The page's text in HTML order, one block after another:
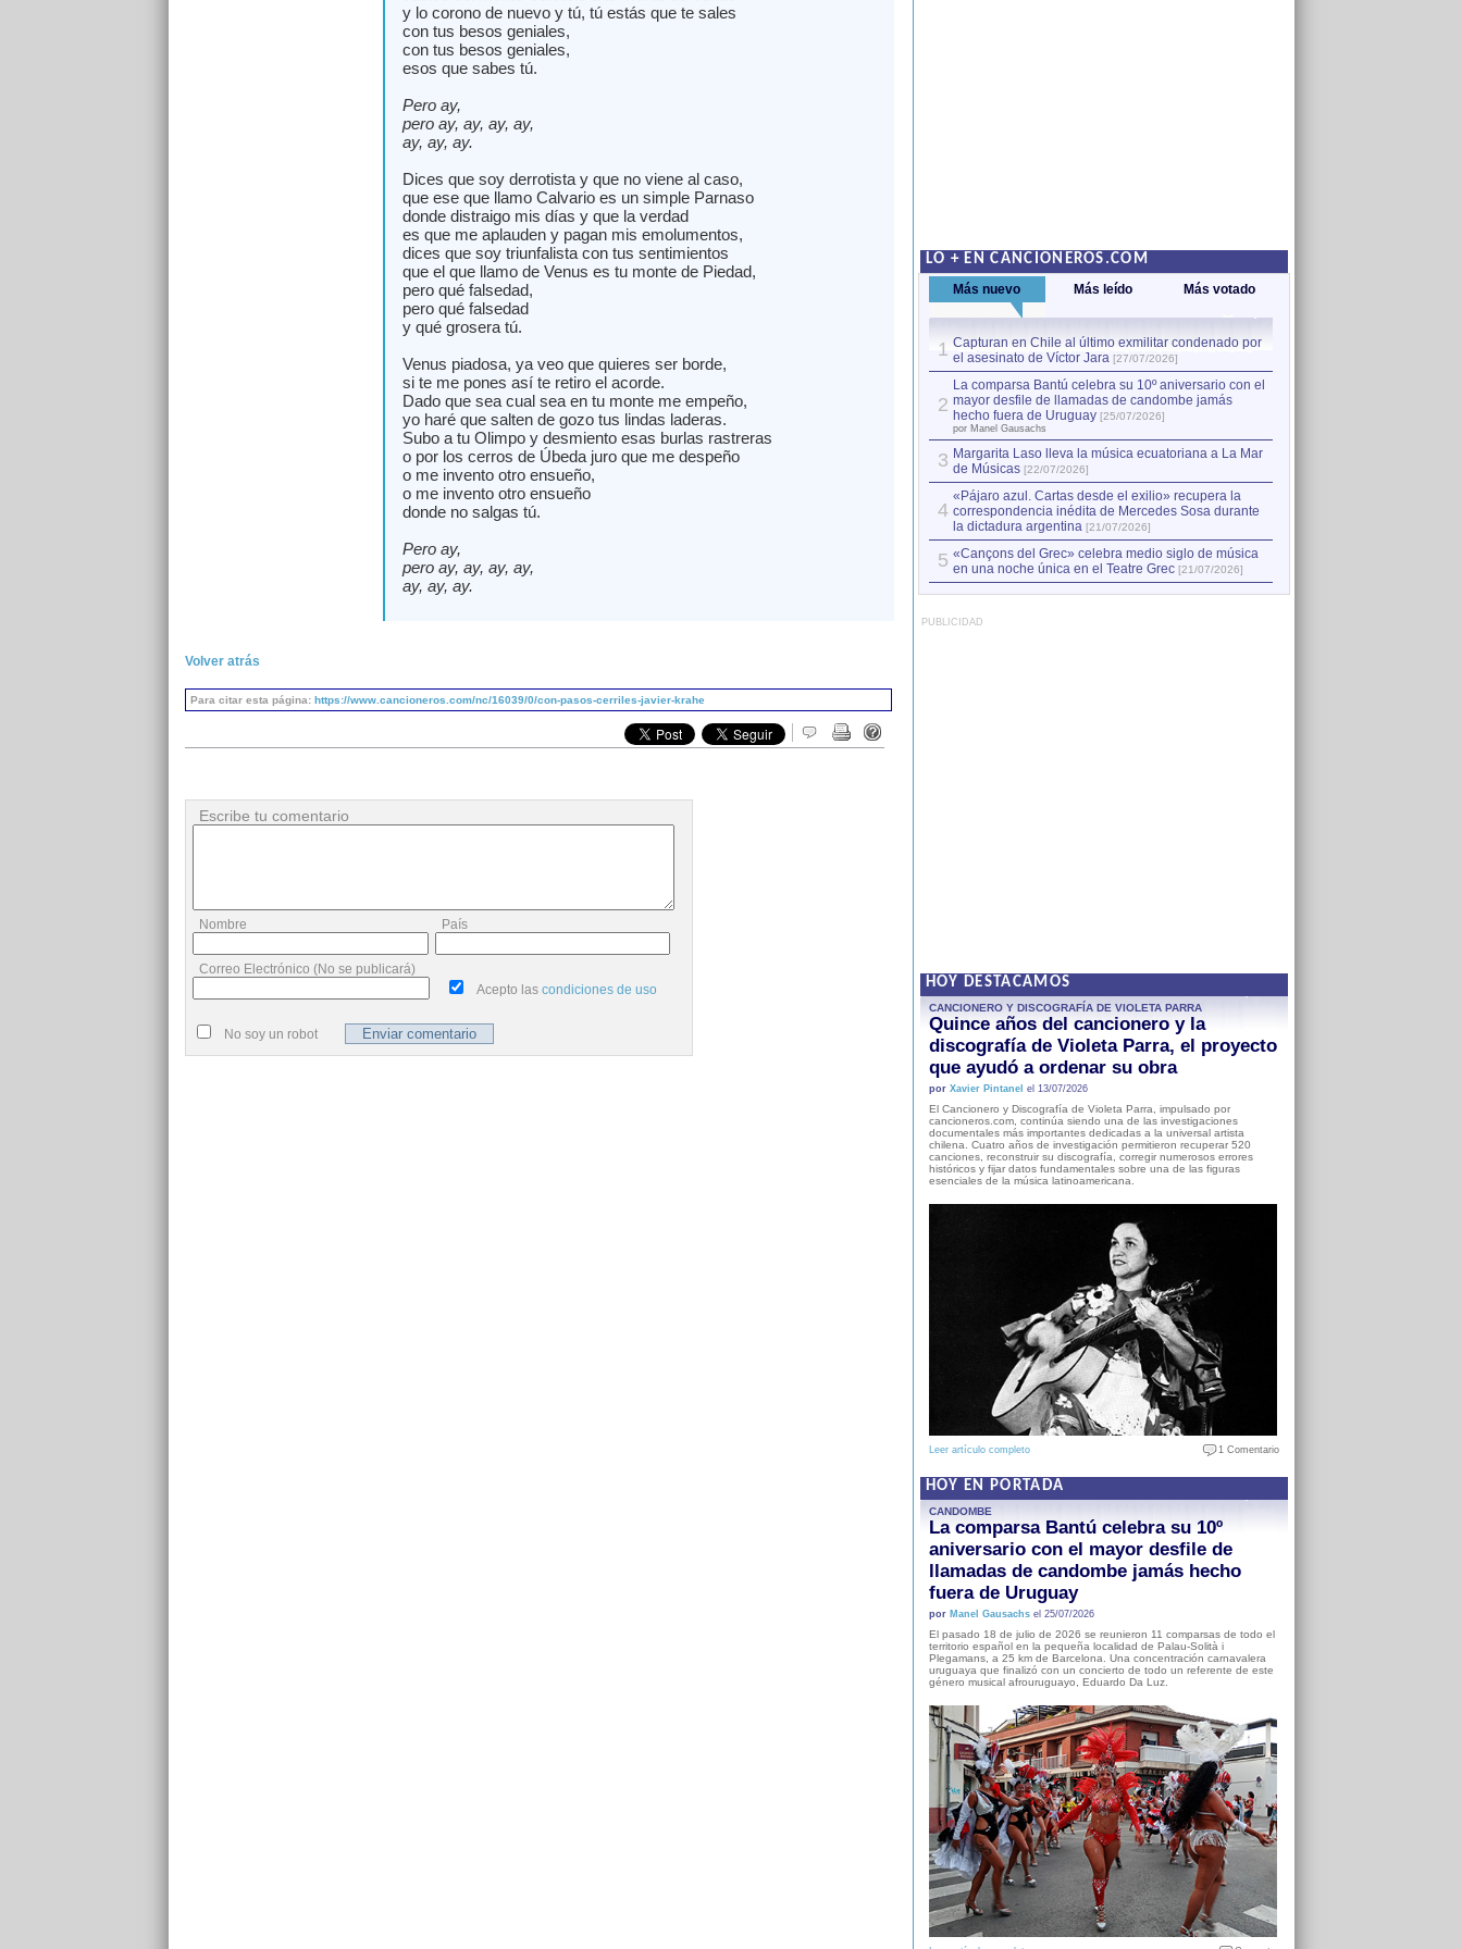
y lo corono de nuevo y tú, tú estás que te sales
con tus besos geniales,
con tus besos geniales,
esos que sabes tú.
Pero ay,
pero ay, ay, ay, ay,
ay, ay, ay.
Dices que soy derrotista y que no viene al caso,
que ese que llamo Calvario es un simple Parnaso
donde distraigo mis días y que la verdad
es que me aplauden y pagan mis emolumentos,
dices que soy triunfalista con tus sentimientos
que el que llamo de Venus es tu monte de Piedad,
pero qué falsedad,
pero qué falsedad
y qué grosera tú.
Venus piadosa, ya veo que quieres ser borde,
si te me pones así te retiro el acorde.
Dado que sea cual sea en tu monte me empeño,
yo haré que salten de gozo tus lindas laderas.
Subo a tu Olimpo y desmiento esas burlas rastreras
o por los cerros de Úbeda juro que me despeño
o me invento otro ensueño,
o me invento otro ensueño
donde no salgas tú.
Pero ay,
pero ay, ay, ay, ay,
ay, ay, ay.
Volver atrás
Para citar esta página: https://www.cancioneros.com/nc/16039/0/con-pasos-cerriles-javier-krahe
Escribe tu comentario
Nombre País
Correo Electrónico (No se publicará)
Acepto las condiciones de uso
No soy un robot
LO + EN CANCIONEROS.COM
Más nuevo Más leído Más votado
1 Capturan en Chile al último exmilitar condenado por
el asesinato de Víctor Jara [27/07/2026]
2
La comparsa Bantú celebra su 10º aniversario con el
mayor desfile de llamadas de candombe jamás
hecho fuera de Uruguay [25/07/2026]
por Manel Gausachs
3 Margarita Laso lleva la música ecuatoriana a La Mar
de Músicas [22/07/2026]
4
«Pájaro azul. Cartas desde el exilio» recupera la
correspondencia inédita de Mercedes Sosa durante
la dictadura argentina [21/07/2026]
5 «Cançons del Grec» celebra medio siglo de música
en una noche única en el Teatre Grec [21/07/2026]
PUBLICIDAD
HOY DESTACAMOS
CANCIONERO Y DISCOGRAFÍA DE VIOLETA PARRA
Quince años del cancionero y la
discografía de Violeta Parra, el proyecto
que ayudó a ordenar su obra
por Xavier Pintanel el 13/07/2026
El Cancionero y Discografía de Violeta Parra, impulsado por
cancioneros.com, continúa siendo una de las investigaciones
documentales más importantes dedicadas a la universal artista
chilena. Cuatro años de investigación permitieron recuperar 520
canciones, reconstruir su discografía, corregir numerosos errores
históricos y fijar datos fundamentales sobre una de las figuras
esenciales de la música latinoamericana.
Leer artículo completo 1 Comentario
HOY EN PORTADA
CANDOMBE
La comparsa Bantú celebra su 10º
aniversario con el mayor desfile de
llamadas de candombe jamás hecho
fuera de Uruguay
por Manel Gausachsel 25/07/2026
El pasado 18 de julio de 2026 se reunieron 11 comparsas de todo el
territorio español en la pequeña localidad de Palau-Solità i
Plegamans, a 25 km de Barcelona. Una concentración carnavalera
uruguaya que finalizó con un concierto de todo un referente de este
género musical afrouruguayo, Eduardo Da Luz.